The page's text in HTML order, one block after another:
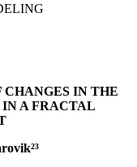
IN THE
A FRACTAL